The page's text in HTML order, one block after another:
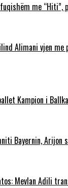
me “Hiti”,
Alimani vjen me
Kampion i
Bayernin,
Mevlan Adili